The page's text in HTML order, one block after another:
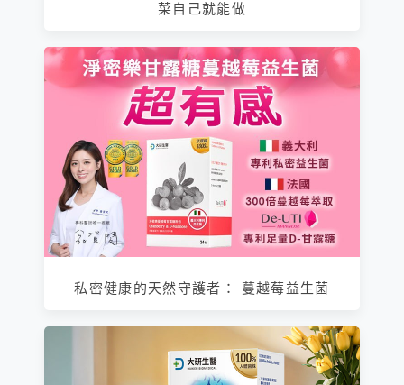
菜自己就能做
私密健康的天然守護者： 蔓越莓益生菌